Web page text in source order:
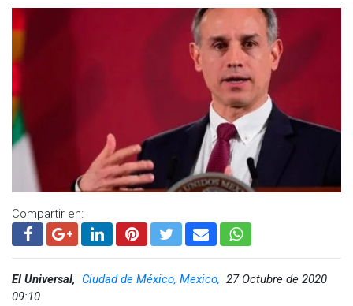
Compartir en:
El Universal, Ciudad de México, Mexico, 27 Octubre de 2020
09:10